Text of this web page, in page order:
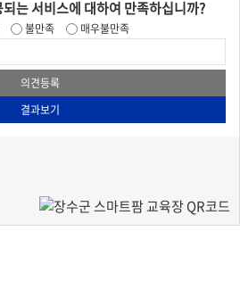
는 서비스에 대하여 만족하십니까?
불만족 매우불만족